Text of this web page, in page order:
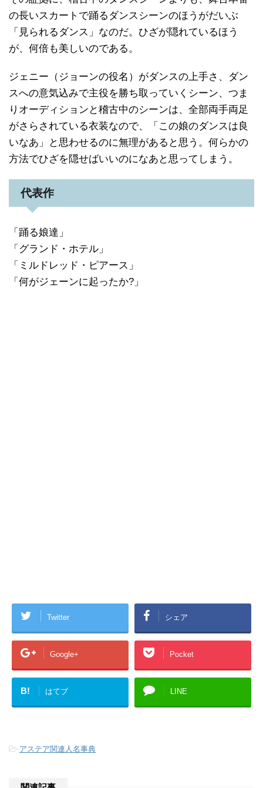
の長いスカートで踊るダンスシーンのほうがだいぶ
「見られるダンス」なのだ。ひざが隠れているほう
が、何倍も美しいのである。
ジェニー（ジョーンの役名）がダンスの上手さ、ダン
スへの意気込みで主役を勝ち取っていくシーン、つま
りオーディションと稽古中のシーンは、全部両手両足
がさらされている衣装なので、「この娘のダンスは良
いなあ」と思わせるのに無理があると思う。何らかの
方法でひざを隠せばいいのになあと思ってしまう。
代表作
「踊る娘達」
「グランド・ホテル」
「ミルドレッド・ピアース」
「何がジェーンに起ったか?」
Twitter シェア
Google+ Pocket
B! はてブ LINE
-アステア関連人名事典